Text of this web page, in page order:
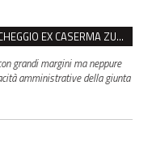
REGGIO, IL COMUNE SI RIPRENDE IL PARCHEGGIO EX CASERMA ZUCCHI PER 4,6 MILIONI
grandi margini ma neppure
amministrative della giunta